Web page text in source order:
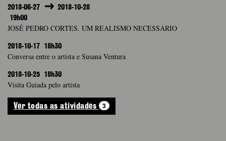
2018-06-27
2018-10-28
19h00
JOSÉ PEDRO CORTES. UM REALISMO NECESSÁRIO
2018-10-17 18h30
Conversa entre o artista e Susana Ventura
2018-10-25 18h30
Visita Guiada pelo artista
Ver todas as atividades 3